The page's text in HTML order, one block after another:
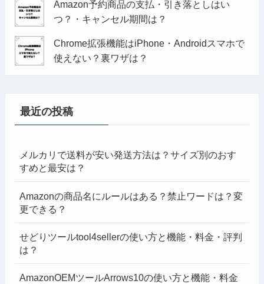
Amazon予約商品の支払・引き落としはい
つ？・キャンセル期間は？
Chrome拡張機能はiPhone・Androidスマホで
使えない？裏ワザは？
最近の投稿
メルカリで送料が安い発送方法は？サイズ別のおす
すめと最安は？
Amazonの商品名にルールはある？禁止ワードは？変
更できる？
せどりツールtool4sellerの使い方と機能・料金・評判
は？
AmazonOEMツールArrows10の使い方と機能・料金